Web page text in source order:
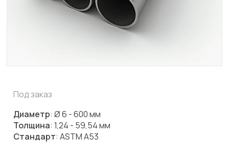
Под заказ
Диаметр: Ø 6 - 600 мм
Толщина: 1,24 - 59,54 мм
Стандарт: ASTM A53